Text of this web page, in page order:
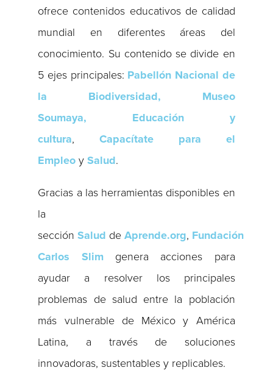
ofrece contenidos educativos de calidad
mundial en diferentes áreas del
conocimiento. Su contenido se divide en
5 ejes principales: Pabellón Nacional de
la Biodiversidad, Museo
Soumaya,
Educación y
cultura,Capacítate para el
Empleo ySalud.
Gracias a las herramientas disponibles en
la
secciónSalud deAprende.org, Fundación
Carlos Slimgenera acciones para
ayudar a resolver los principales
problemas de salud entre la población
más vulnerable de México y América
Latina, a través de soluciones
innovadoras, sustentables y replicables.